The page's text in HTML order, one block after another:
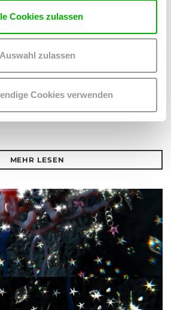
Cookies zulassen
Auswahl zulassen
Cookies verwenden
DIE SEELE DER DINGE – ILLUMINATED
ÜBER DIE WIRKSAMKEIT
16:30 Uhr und 19:30 Uhr
MEHR LESEN